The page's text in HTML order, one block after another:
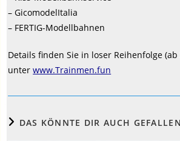
– GicomodelItalia
– FERTIG-Modellbahnen
Details finden Sie in loser Reihenfolge
unterwww.Trainmen.fun
DAS KÖNNTE DIR AUCH GEFALLEN